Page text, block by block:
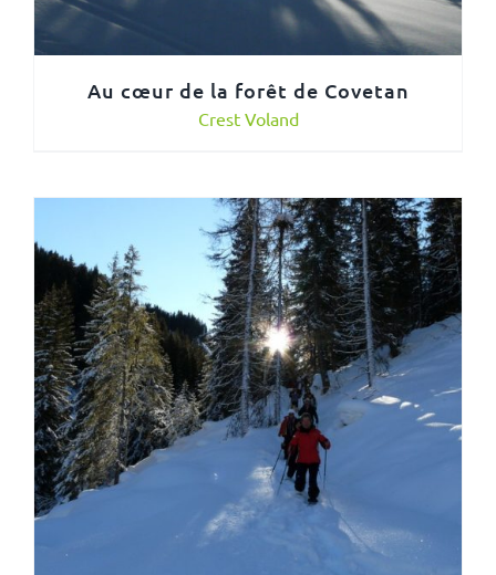
Au cœur de la forêt de Covetan
Crest Voland